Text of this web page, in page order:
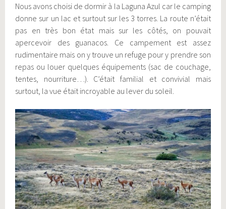
Nous avons choisi de dormir à la Laguna Azul car le camping
donne sur un lac et surtout sur les 3 torres. La route n’était
pas en très bon état mais sur les côtés, on pouvait
apercevoir des guanacos. Ce campement est assez
rudimentaire mais on y trouve un refuge pour y prendre son
repas ou louer quelques équipements (sac de couchage,
tentes, nourriture…). C’était familial et convivial mais
surtout, la vue était incroyable au lever du soleil.